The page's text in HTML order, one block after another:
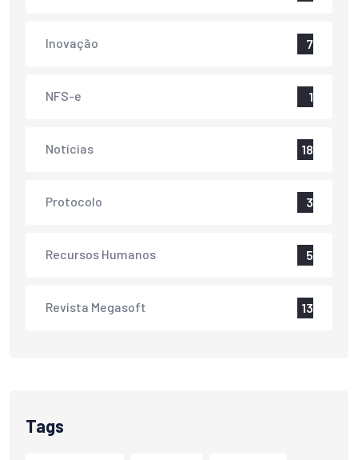
Inovação 7
NFS-e 1
Notícias 18
Protocolo 3
Recursos Humanos 5
Revista Megasoft 13
Tags